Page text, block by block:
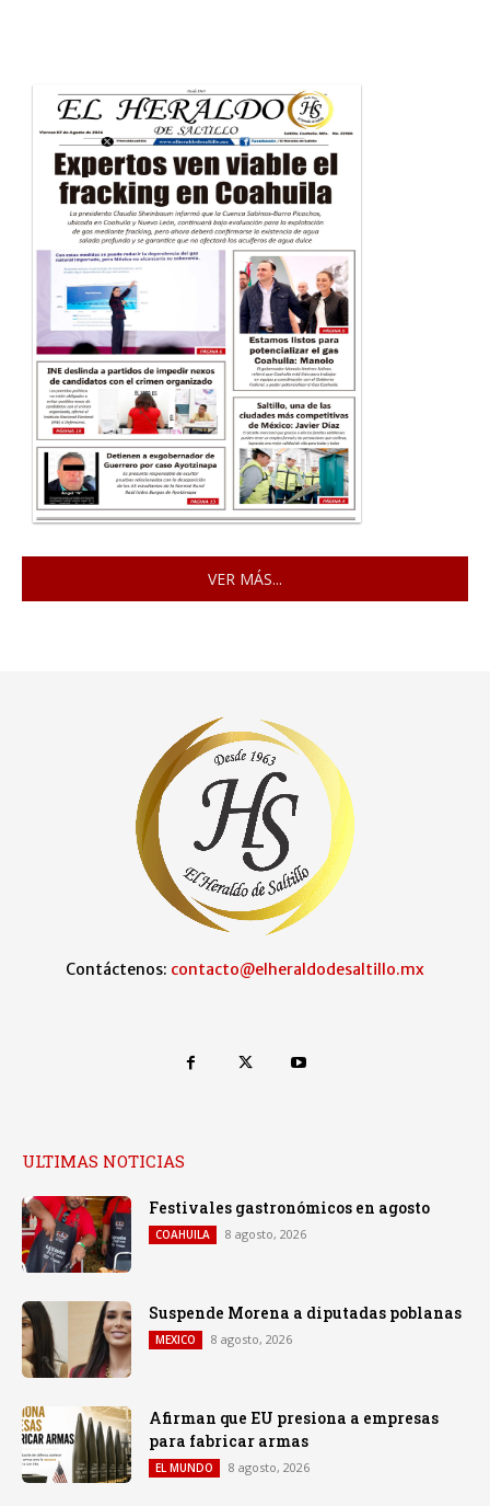
VER MÁS...
Contáctenos: contacto@elheraldodesaltillo.mx
ULTIMAS NOTICIAS
Festivales gastronómicos en agosto
COAHUILA 8 agosto, 2026
Suspende Morena a diputadas poblanas
MEXICO 8 agosto, 2026
Afirman que EU presiona a empresas
para fabricar armas
EL MUNDO 8 agosto, 2026